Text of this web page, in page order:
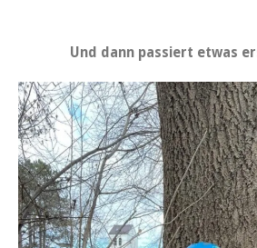
Und dann passiert etwas